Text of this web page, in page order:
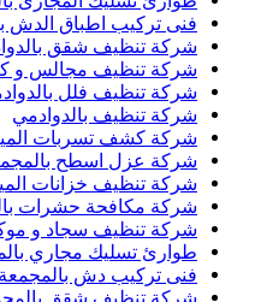
فنى تركيب اطباق الدش
شركة تنظيف شقق
شركة تنظيف مجالس و
شركة تنظيف فلل
شركة تنظيف بالدوادمي
شركة كشف تسربات
شركة عزل اسطح
شركة تنظيف خزانات
شركة مكافحة حشرات
شركة تنظيف سجاد و
طوارئ تسليك مجاري
فنى تركيب دش بالمجمعة